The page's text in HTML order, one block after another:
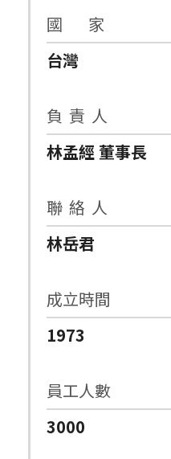
國 家
台灣
負 責 人
林孟經 董事長
聯 絡 人
林岳君
成立時間
1973
員工人數
3000